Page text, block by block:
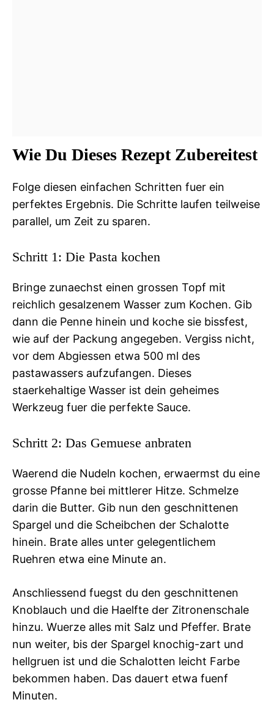
Wie Du Dieses Rezept Zubereitest
Folge diesen einfachen Schritten fuer ein
perfektes Ergebnis. Die Schritte laufen teilweise
parallel, um Zeit zu sparen.
Schritt 1: Die Pasta kochen
Bringe zunaechst einen grossen Topf mit
reichlich gesalzenem Wasser zum Kochen. Gib
dann die Penne hinein und koche sie bissfest,
wie auf der Packung angegeben. Vergiss nicht,
vor dem Abgiessen etwa 500 ml des
pastawassers aufzufangen. Dieses
staerkehaltige Wasser ist dein geheimes
Werkzeug fuer die perfekte Sauce.
Schritt 2: Das Gemuese anbraten
Waerend die Nudeln kochen, erwaermst du eine
grosse Pfanne bei mittlerer Hitze. Schmelze
darin die Butter. Gib nun den geschnittenen
Spargel und die Scheibchen der Schalotte
hinein. Brate alles unter gelegentlichem
Ruehren etwa eine Minute an.
Anschliessend fuegst du den geschnittenen
Knoblauch und die Haelfte der Zitronenschale
hinzu. Wuerze alles mit Salz und Pfeffer. Brate
nun weiter, bis der Spargel knochig-zart und
hellgruen ist und die Schalotten leicht Farbe
bekommen haben. Das dauert etwa fuenf
Minuten.